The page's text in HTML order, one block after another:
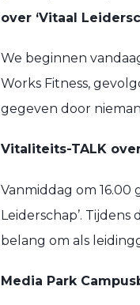
over ‘Vitaal
We beginnen
Works Fitness,
gegeven door
Vitaliteits-TALK
Vanmiddag om 16.00
Leiderschap’.
belang om als
Media Park